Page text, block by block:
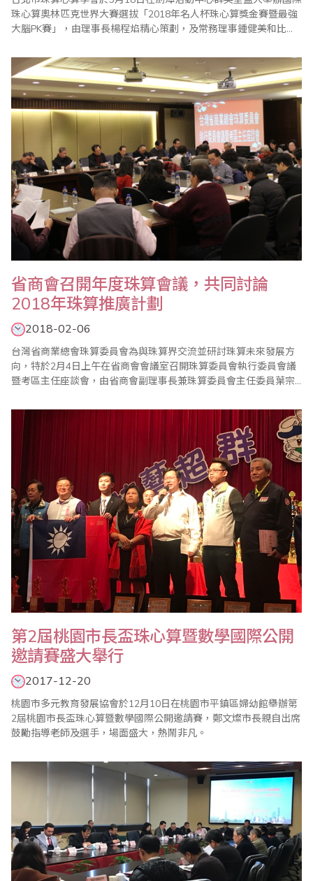
珠心算奧林匹克世界大賽選拔「2018年名人杯珠心算獎金賽暨最強
大腦PK賽」，由理事長楊程焰精心策劃，及常務理事鍾健美和比賽
正的大會裁判長陳彥光老師主持下，比賽在選手葉致辰帶領宣誓下
揭開序幕，加上眾多老師的協助與配合，使得比賽圓滿成功。 本屆
比賽開創閃算PK表演賽，凡參加珠算..
​省商會召開年度珠算會議，共同討論
2018年珠算推廣計劃
2018-02-06
台灣省商業總會珠算委員會為與珠算界交流並研討珠算未來發展方
向，特於2月4日上午在省商會會議室召開珠算委員會執行委員會議
暨考區主任座談會，由省商會副理事長兼珠算委員會主任委員葉宗
顧問、執行委員及珠算心算聯合測試考區主任共同參與。 葉副理事
長在致詞中表示，在座珠算老師們推動珠心算數學教學有成，不僅
積極發展推廣海內外兒童珠心算教育，更加入樂..
第2屆桃園市長盃珠心算暨數學國際公開
邀請賽盛大舉行
2017-12-20
桃園市多元教育發展協會於12月10日在桃園市平鎮區婦幼館舉辦第
2屆桃園市長盃珠心算暨數學國際公開邀請賽，鄭文燦市長親自出席
鼓勵指導老師及選手，場面盛大，熱鬧非凡。